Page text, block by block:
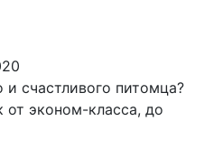
и счастливого питомца?
эконом-класса, до